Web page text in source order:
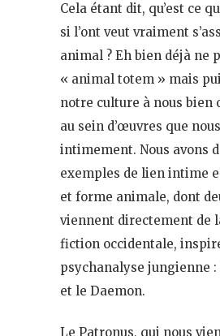
Cela étant dit, qu’est ce
si l’ont veut vraiment
animal ? Eh bien déjà ne
« animal totem » mais
notre culture à nous bien
au sein d’œuvres que
intimement. Nous avons
exemples de lien intime
et forme animale, dont
viennent directement de
fiction occidentale,
psychanalyse jungienne :
et le Daemon.
Le Patronus, qui nous